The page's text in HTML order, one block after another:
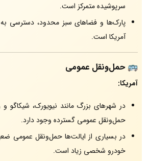
سرپوشیده متمرکز است.
پارک‌ها و فضاهای سبز محدود، دسترسی
آمریکا است.
🚌 حمل‌ونقل عمومی
آمریکا:
در شهرهای بزرگ مانند نیویورک، شیکاگو
حمل‌ونقل عمومی گسترده وجود دارد.
در بسیاری از ایالت‌ها حمل‌ونقل عمومی
خودرو شخصی زیاد است.